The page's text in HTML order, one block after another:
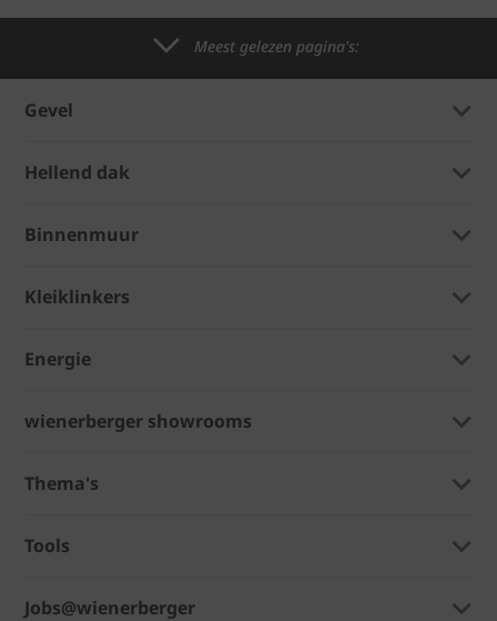
Meest gelezen pagina's:
Gevel
Hellend dak
Binnenmuur
Kleiklinkers
Energie
wienerberger showrooms
Thema's
Tools
Jobs@wienerberger